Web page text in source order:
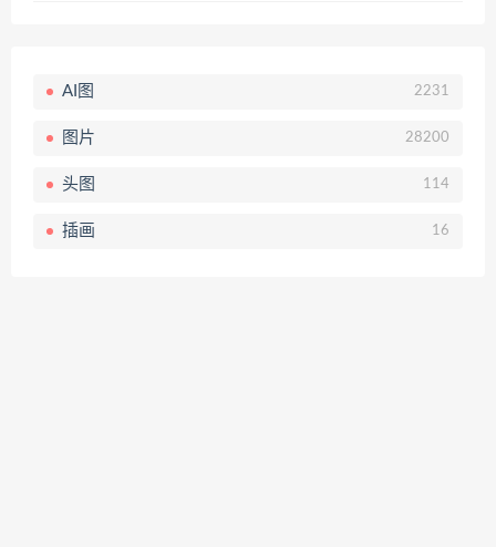
AI图 2231
图片 28200
头图 114
插画 16